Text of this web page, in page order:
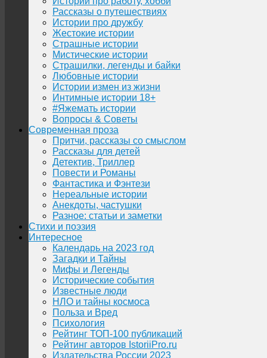
Рассказы о путешествиях
Истории про дружбу
Жестокие истории
Страшные истории
Мистические истории
Страшилки, легенды и байки
Любовные истории
Истории измен из жизни
Интимные истории 18+
#Яжемать истории
Вопросы & Советы
Современная проза
Притчи, рассказы со смыслом
Рассказы для детей
Детектив, Триллер
Повести и Романы
Фантастика и Фэнтези
Нереальные истории
Анекдоты, частушки
Разное: статьи и заметки
Стихи и поэзия
Интересное
Календарь на 2023 год
Загадки и Тайны
Мифы и Легенды
Исторические события
Известные люди
НЛО и тайны космоса
Польза и Вред
Психология
Рейтинг ТОП-100 публикаций
Рейтинг авторов IstoriiPro.ru
Издательства России 2023